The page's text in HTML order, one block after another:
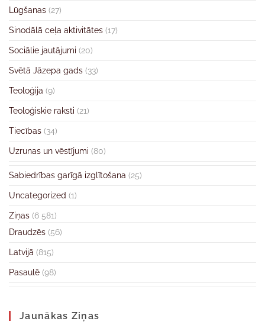
Lūgšanas (27)
Sinodālā ceļa aktivitātes (17)
Sociālie jautājumi (20)
Svētā Jāzepa gads (33)
Teoloģija (9)
Teoloģiskie raksti (21)
Tiecības (34)
Uzrunas un vēstījumi (80)
Sabiedrības garīgā izglītošana (25)
Uncategorized (1)
Ziņas (6 581)
Draudzēs (56)
Latvijā (815)
Pasaulē (98)
Jaunākas Ziņas